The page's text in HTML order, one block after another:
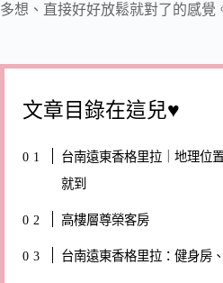
多想、直接好好放鬆就對了的感覺
文章目錄在這兒♥
台南遠東香格里拉｜地理位
就到
高樓層尊榮客房
台南遠東香格里拉：健身房